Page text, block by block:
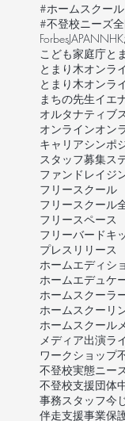
#ホームスクール
#不登校ニーズ
ForbesJAPANNHK
こども家庭庁と
とまり木オンラ
とまり木オンラ
まちの先生イエ
オルタナティブ
オンラインオン
キャリアシンポ
スタッフ募集ス
ファンドレイジ
フリースクール
フリースクール
フリースペース
フリーバードキ
プレスリリース
ホームエディシ
ホームエデュケ
ホームスクーラ
ホームスクーリ
ホームスクール
メディア出演ラ
ワークショップ
不登校実態ニー
不登校支援団体
事務スタッフ今
伴走支援事業保